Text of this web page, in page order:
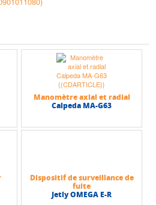
Manomètre axial et radial
Calpeda MA-G63
Dispositif de surveillance de
fuite
Jetly OMEGA E-R